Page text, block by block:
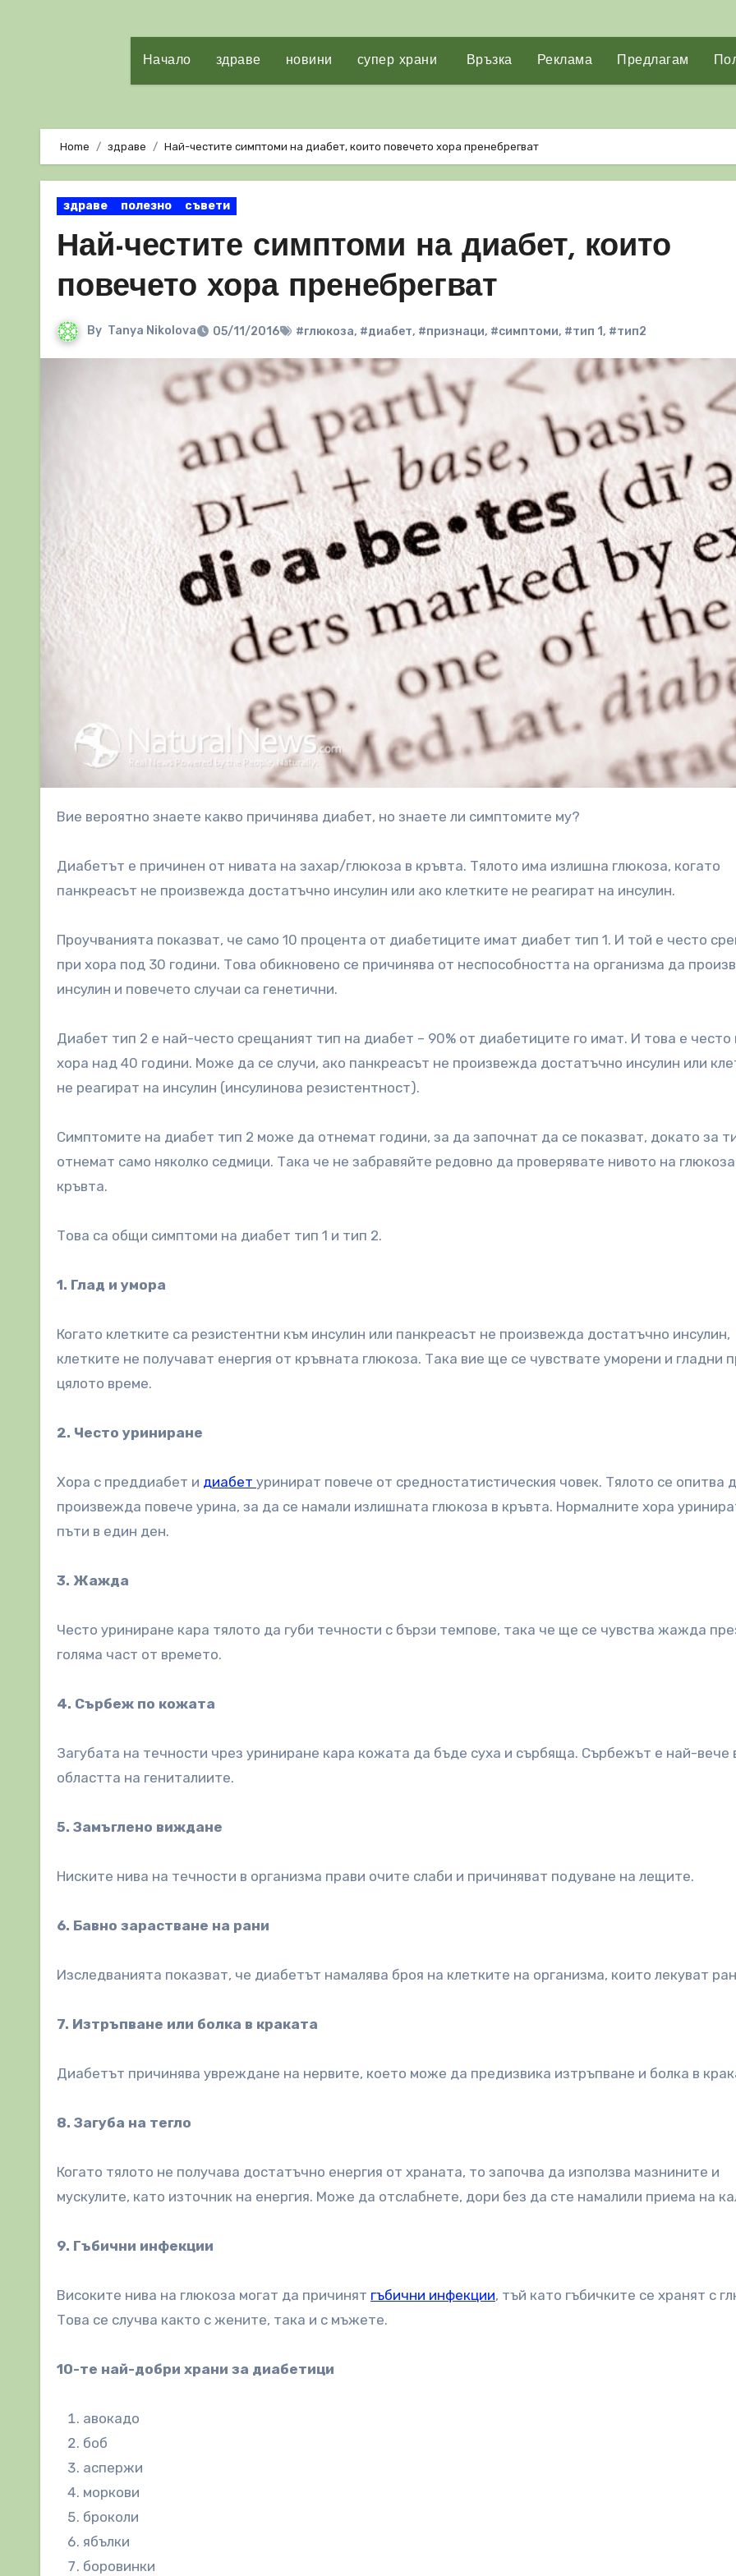
Начало здраве новини супер храни Връзка Реклама Предлагам
Home здраве Най-честите симптоми на диабет, които повечето хора пренебрегват
здраве полезно съвети
Най-честите симптоми на диабет, които
повечето хора пренебрегват
By Tanya Nikolova 05/11/2016 #глюкоза, #диабет, #признаци, #симптоми, #тип 1, #тип2
Вие вероятно знаете какво причинява диабет, но знаете ли симптомите му?
Диабетът е причинен от нивата на захар/глюкоза в кръвта. Тялото има излишна глюкоза, когато
панкреасът не произвежда достатъчно инсулин или ако клетките не реагират на инсулин.
Проучванията показват, че само 10 процента от диабетиците имат диабет тип 1. И той е често
при хора под 30 години. Това обикновено се причинява от неспособността на организма да
инсулин и повечето случаи са генетични.
Диабет тип 2 е най-често срещаният тип на диабет – 90% от диабетиците го имат. И това е често
хора над 40 години. Може да се случи, ако панкреасът не произвежда достатъчно инсулин или
не реагират на инсулин (инсулинова резистентност).
Симптомите на диабет тип 2 може да отнемат години, за да започнат да се показват, докато за
отнемат само няколко седмици. Така че не забравяйте редовно да проверявате нивото на глюкоза
кръвта.
Това са общи симптоми на диабет тип 1 и тип 2.
1. Глад и умора
Когато клетките са резистентни към инсулин или панкреасът не произвежда достатъчно инсулин,
клетките не получават енергия от кръвната глюкоза. Така вие ще се чувствате уморени и гладни
цялото време.
2. Често уриниране
Хора с преддиабет и диабет уринират повече от средностатистическия човек. Тялото се опитва
произвежда повече урина, за да се намали излишната глюкоза в кръвта. Нормалните хора
пъти в един ден.
3. Жажда
Често уриниране кара тялото да губи течности с бързи темпове, така че ще се чувства жажда
голяма част от времето.
4. Сърбеж по кожата
Загубата на течности чрез уриниране кара кожата да бъде суха и сърбяща. Сърбежът е най-вече
областта на гениталиите.
5. Замъглено виждане
Ниските нива на течности в организма прави очите слаби и причиняват подуване на лещите.
6. Бавно зарастване на рани
Изследванията показват, че диабетът намалява броя на клетките на организма, които лекуват
7. Изтръпване или болка в краката
Диабетът причинява увреждане на нервите, което може да предизвика изтръпване и болка в
8. Загуба на тегло
Когато тялото не получава достатъчно енергия от храната, то започва да използва мазнините и
мускулите, като източник на енергия. Може да отслабнете, дори без да сте намалили приема на
9. Гъбични инфекции
Високите нива на глюкоза могат да причинят гъбични инфекции, тъй като гъбичките се хранят с
Това се случва както с жените, така и с мъжете.
10-те най-добри храни за диабетици
авокадо
боб
аспержи
моркови
броколи
ябълки
боровинки